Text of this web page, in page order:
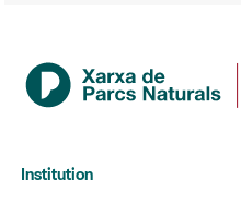
La Diputació de Barcelona